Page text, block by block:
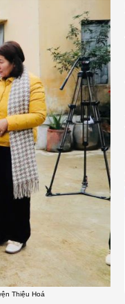
Thiệu Hoá